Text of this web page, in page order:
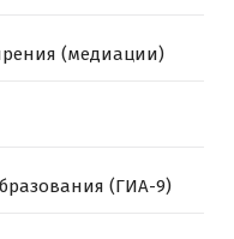
(медиации)
(ГИА-9)